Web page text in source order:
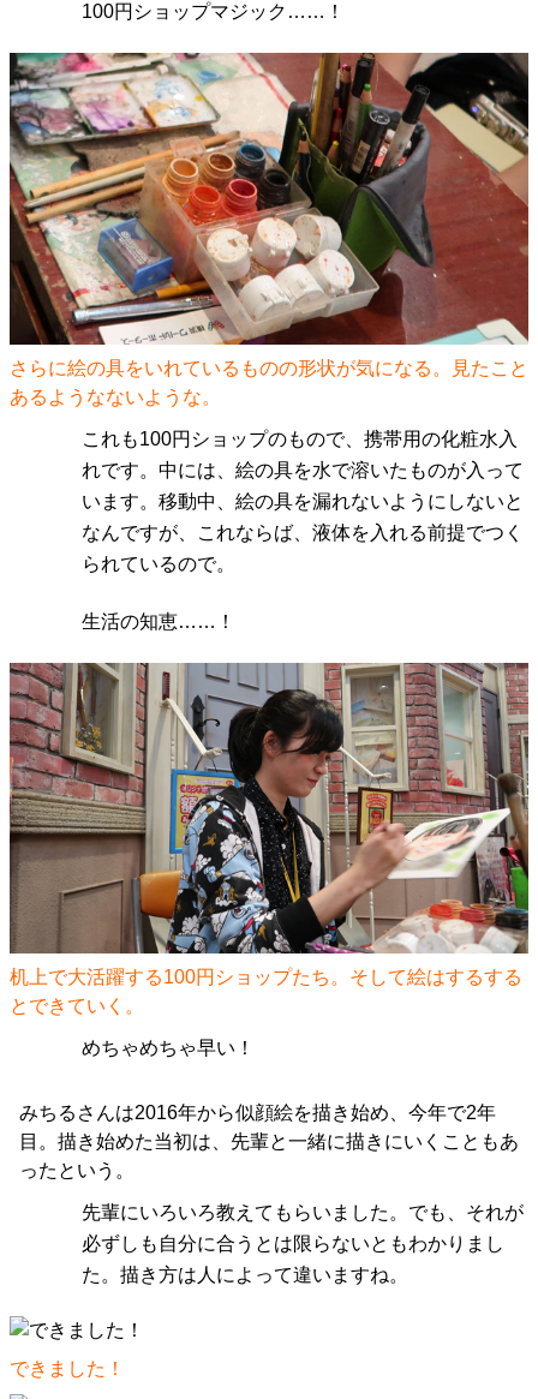
100円ショップマジック……！
さらに絵の具をいれているものの形状が気になる。見たこと
あるようなないような。
これも100円ショップのもので、携帯用の化粧水入
れです。中には、絵の具を水で溶いたものが入って
います。移動中、絵の具を漏れないようにしないと
なんですが、これならば、液体を入れる前提でつく
られているので。
生活の知恵……！
机上で大活躍する100円ショップたち。そして絵はするする
とできていく。
めちゃめちゃ早い！
みちるさんは2016年から似顔絵を描き始め、今年で2年
目。描き始めた当初は、先輩と一緒に描きにいくこともあ
ったという。
先輩にいろいろ教えてもらいました。でも、それが
必ずしも自分に合うとは限らないともわかりまし
た。描き方は人によって違いますね。
できました！